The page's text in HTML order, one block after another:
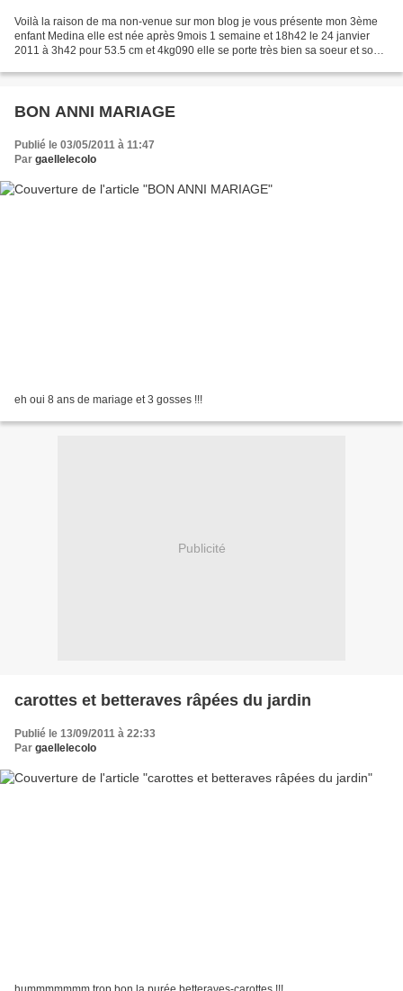
Voilà la raison de ma non-venue sur mon blog je vous présente mon 3ème
enfant Medina elle est née après 9mois 1 semaine et 18h42 le 24 janvier
2011 à 3h42 pour 53.5 cm et 4kg090 elle se porte très bien sa soeur et son
BON ANNI MARIAGE
Publié le 03/05/2011 à 11:47
Par gaellelecolo
eh oui 8 ans de mariage et 3 gosses !!!
Publicité
carottes et betteraves râpées du jardin
Publié le 13/09/2011 à 22:33
Par gaellelecolo